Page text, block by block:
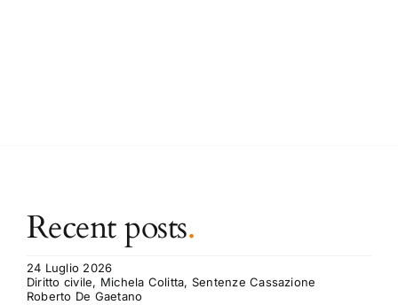
Recent posts.
24 Luglio 2026
Diritto civile, Michela Colitta, Sentenze Cassazione
Roberto De Gaetano